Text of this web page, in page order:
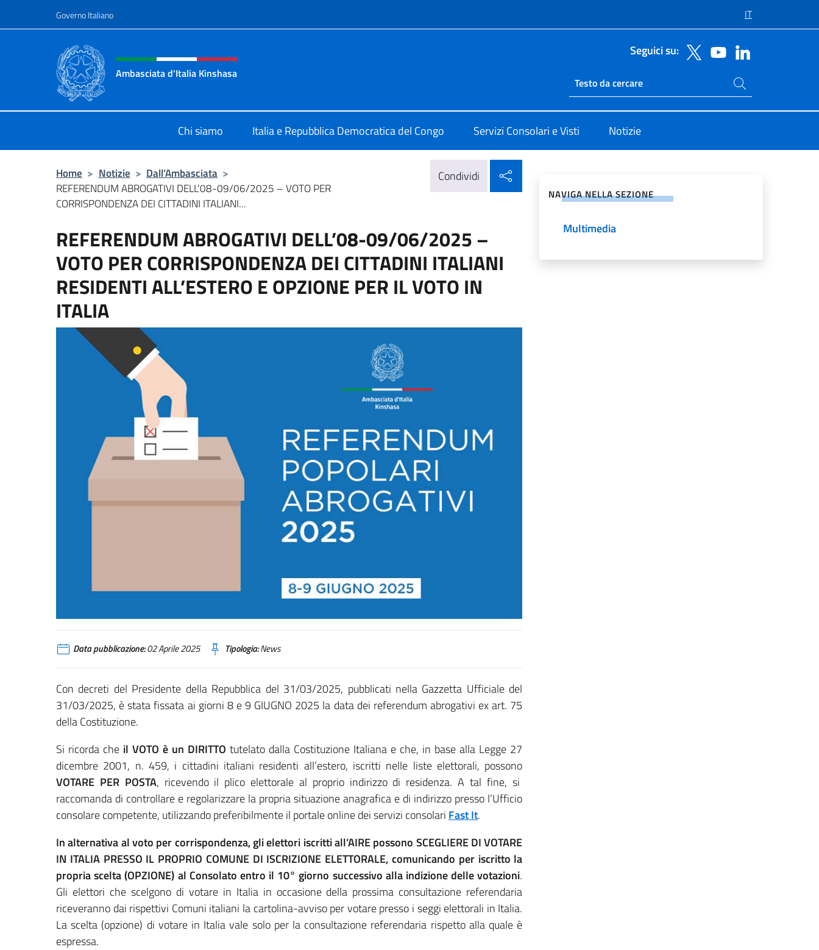
Governo Italiano IT
Intestazione sito, social e menù
Ambasciata d'Italia Kinshasa
Seguici su:
Ricerca sito live
Cerca nel sito
Chi siamo Italia e Repubblica Democratica del Congo Servizi Consolari e Visti Notizie
Home > Notizie > Dall’Ambasciata >
REFERENDUM ABROGATIVI DELL’08-09/06/2025 – VOTO PER
CORRISPONDENZA DEI CITTADINI ITALIANI...
Condividi
REFERENDUM ABROGATIVI DELL’08-09/06/2025 –
VOTO PER CORRISPONDENZA DEI CITTADINI ITALIANI
RESIDENTI ALL’ESTERO E OPZIONE PER IL VOTO IN
ITALIA
Data pubblicazione:02 Aprile 2025 Tipologia:News
Con decreti del Presidente della Repubblica del 31/03/2025, pubblicati nella Gazzetta Ufficiale del
31/03/2025, è stata fissata ai giorni 8 e 9 GIUGNO 2025 la data dei referendum abrogativi ex art. 75
della Costituzione.
Si ricorda che il VOTO è un DIRITTO tutelato dalla Costituzione Italiana e che, in base alla Legge 27
dicembre 2001, n. 459, i cittadini italiani residenti all’estero, iscritti nelle liste elettorali, possono
VOTARE PER POSTA, ricevendo il plico elettorale al proprio indirizzo di residenza. A tal fine, si
raccomanda di controllare e regolarizzare la propria situazione anagrafica e di indirizzo presso l’Ufficio
consolare competente, utilizzando preferibilmente il portale online dei servizi consolari Fast It.
In alternativa al voto per corrispondenza,gli elettori iscritti all’AIREpossono SCEGLIERE DI VOTARE
IN ITALIA PRESSO IL PROPRIO COMUNE DI ISCRIZIONE ELETTORALE, comunicando per iscritto la
propria scelta (OPZIONE) al Consolato entro il 10° giorno successivo alla indizione delle votazioni.
Gli elettori che scelgono di votare in Italia in occasione della prossima consultazione referendaria
riceveranno dai rispettivi Comuni italiani la cartolina-avviso per votare presso i seggi elettorali in Italia.
La scelta (opzione) di votare in Italia vale solo per la consultazione referendaria rispetto alla quale è
espressa.
NAVIGA NELLA SEZIONE
Multimedia